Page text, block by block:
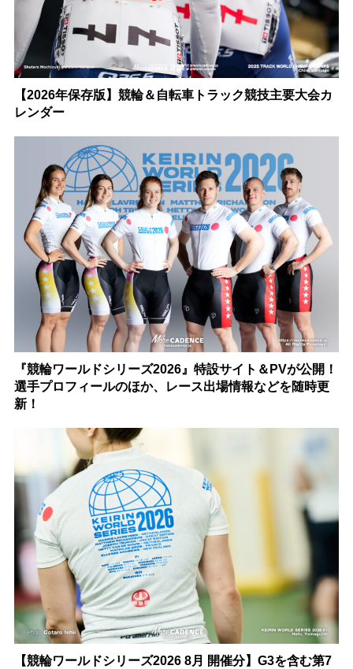
【2026年保存版】競輪＆自転車トラック競技主要大会カ
レンダー
『競輪ワールドシリーズ2026』特設サイト＆PVが公開！
選手プロフィールのほか、レース出場情報などを随時更
新！
【競輪ワールドシリーズ2026 8月 開催分】G3を含む第7